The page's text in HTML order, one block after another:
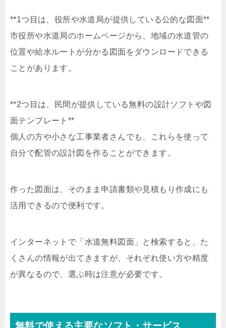
**1つ目は、役所や水道局が提供している公的な図面**
市役所や水道局のホームページから、地域の水道管の
位置や給水ルートが分かる図面をダウンロードできる
ことがあります。
**2つ目は、民間が提供している無料の設計ソフトや図
面テンプレート**
個人の方や小さな工事業者さんでも、これらを使って
自分で配管の設計図を作ることができます。
作った図面は、そのまま申請書類や見積もり作成にも
活用できるので便利です。
インターネットで「水道無料図面」と検索すると、た
くさんの情報が出てきますが、それぞれ使い方や精度
が異なるので、選ぶ時は注意が必要です。
無料で使える主要なソフト・サービス